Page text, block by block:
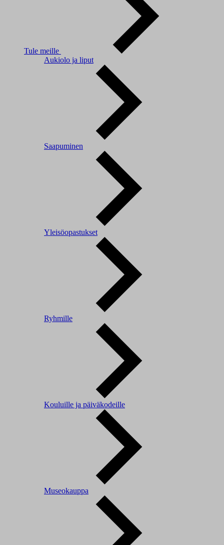
Tule meille
Aukiolo ja liput
Saapuminen
Yleisöopastukset
Ryhmille
Kouluille ja päiväkodeille
Museokauppa